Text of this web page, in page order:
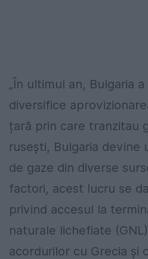
„În ultimul an, Bulgaria
diversifice
țară prin care tranzitau
rusești, Bulgaria devine
de gaze din diverse
factori, acest lucru se
privind accesul la
naturale lichefiate
acordurilor cu Grecia și